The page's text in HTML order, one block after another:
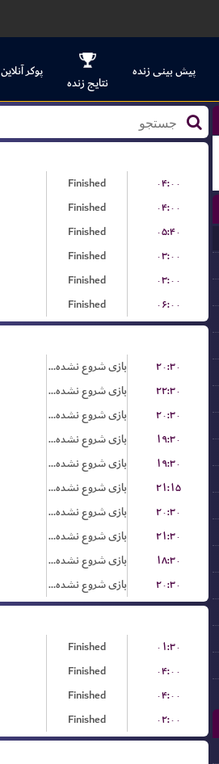
پیش بینی زنده
نتایج زنده
پوکر آنلاین
Finished
۰۴:۰۰
Finished
۰۴:۰۰
Finished
۰۵:۴۰
Finished
۰۳:۰۰
Finished
۰۳:۰۰
Finished ۰۶:۰۰
بازی شروع نشده است
۲۰:۳۰
بازی شروع نشده است
۲۲:۳۰
بازی شروع نشده است
۲۰:۳۰
بازی شروع نشده است
۱۹:۳۰
بازی شروع نشده است
۱۹:۳۰
بازی شروع نشده است
۲۱:۱۵
بازی شروع نشده است
۲۰:۳۰
بازی شروع نشده است
۲۱:۳۰
بازی شروع نشده است
۱۸:۳۰
بازی شروع نشده است ۲۰:۳۰
Finished
۰۱:۳۰
Finished
۰۴:۰۰
Finished
۰۴:۰۰
Finished ۰۲:۰۰